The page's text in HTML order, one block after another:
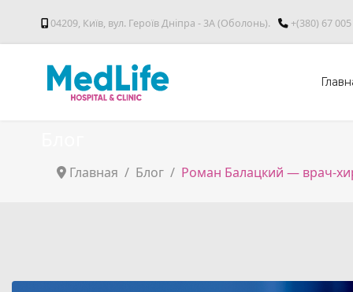
04209, Київ, вул. Героїв Дніпра - 3А (Оболонь). +(380) 67
Главная Блог Роман Балацкий — врач-